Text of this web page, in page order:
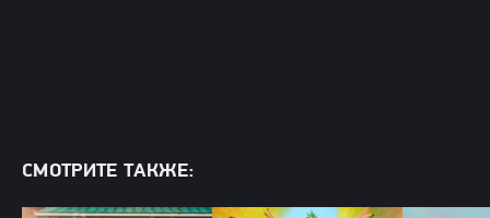
СМОТРИТЕ ТАКЖЕ: